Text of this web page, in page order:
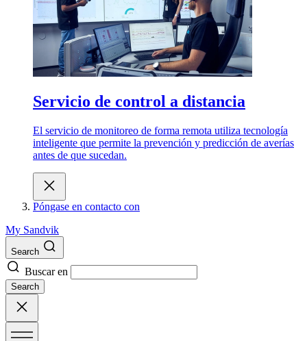
Servicio de control a distancia
El servicio de monitoreo de forma remota utiliza tecnología
inteligente que permite la prevención y predicción de averías
antes de que sucedan.
Póngase en contacto con
My Sandvik
Search
Buscar en
Search